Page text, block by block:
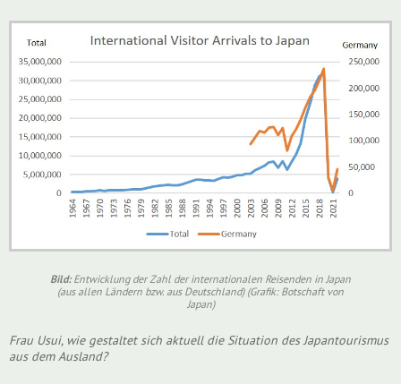
Bild:Entwicklung der Zahl der internationalen Reisenden in Japan
(aus allen Ländern bzw. aus Deutschland) (Grafik: Botschaft von
Japan)
Frau Usui, wie gestaltet sich aktuell die Situation des Japantourismus
aus dem Ausland?